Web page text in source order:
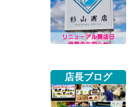
店長ブログ